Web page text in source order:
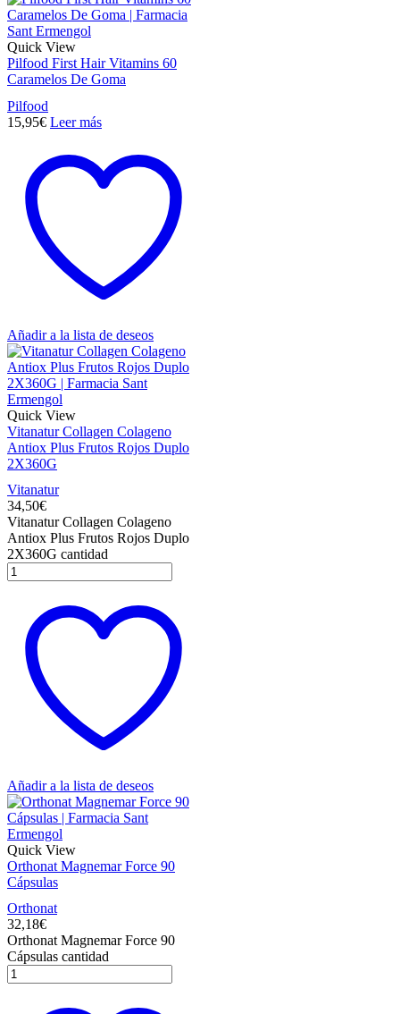
Quick View
Pilfood First Hair Vitamins 60
Caramelos De Goma
Pilfood
15,95€ Leer más
Añadir a la lista de deseos
Quick View
Vitanatur Collagen Colageno
Antiox Plus Frutos Rojos Duplo
2X360G
Vitanatur
34,50€
Vitanatur Collagen Colageno
Antiox Plus Frutos Rojos Duplo
2X360G cantidad
Añadir a la lista de deseos
Quick View
Orthonat Magnemar Force 90
Cápsulas
Orthonat
32,18€
Orthonat Magnemar Force 90
Cápsulas cantidad